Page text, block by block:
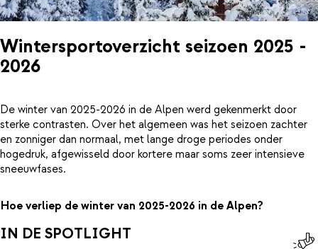
Wintersportoverzicht seizoen 2025 -
2026
De winter van 2025-2026 in de Alpen werd gekenmerkt door
sterke contrasten. Over het algemeen was het seizoen zachter
en zonniger dan normaal, met lange droge periodes onder
hogedruk, afgewisseld door kortere maar soms zeer intensieve
sneeuwfases.
Hoe verliep de winter van 2025-2026 in de Alpen?
IN DE SPOTLIGHT